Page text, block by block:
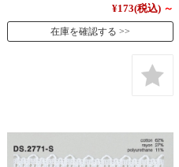
¥173(税込) ～
在庫を確認する